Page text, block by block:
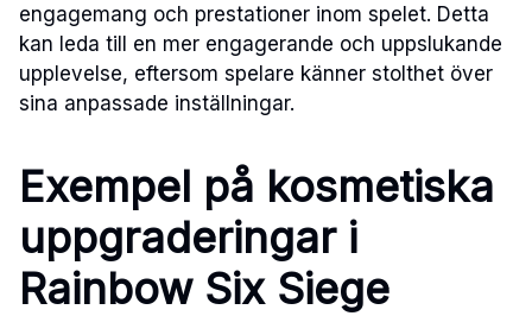
engagemang och prestationer inom spelet. Detta
kan leda till en mer engagerande och uppslukande
upplevelse, eftersom spelare känner stolthet över
sina anpassade inställningar.
Exempel på kosmetiska
uppgraderingar i
Rainbow Six Siege